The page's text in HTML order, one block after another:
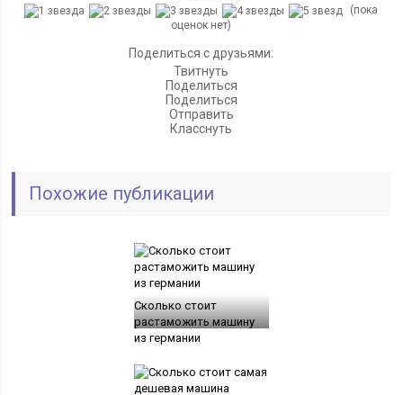
(пока
оценок нет)
Поделиться с друзьями:
Твитнуть
Поделиться
Поделиться
Отправить
Класснуть
Похожие публикации
Сколько стоит
растаможить машину
из германии